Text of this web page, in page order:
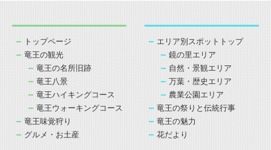
トップページ
竜王の観光
竜王の名所旧跡
竜王八景
竜王ハイキングコース
竜王ウォーキングコース
竜王味覚狩り
グルメ・お土産
エリア別スポットトップ
鏡の里エリア
自然・景観エリア
万葉・歴史エリア
農業公園エリア
竜王の祭りと伝統行事
竜王の魅力
花だより